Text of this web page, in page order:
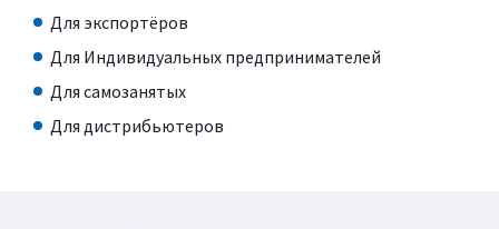
Для экспортёров
Для Индивидуальных предпринимателей
Для самозанятых
Для дистрибьютеров